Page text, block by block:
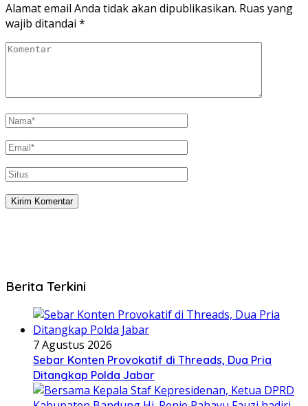
Alamat email Anda tidak akan dipublikasikan. Ruas yang
wajib ditandai *
Berita Terkini
7 Agustus 2026
Sebar Konten Provokatif di Threads, Dua Pria
Ditangkap Polda Jabar